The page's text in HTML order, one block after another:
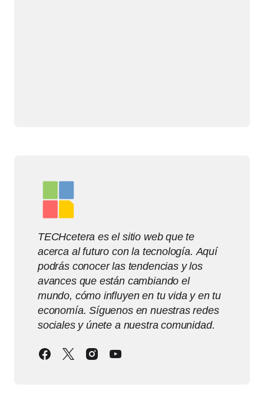
TECHcetera es el sitio web que te
acerca al futuro con la tecnología. Aquí
podrás conocer las tendencias y los
avances que están cambiando el
mundo, cómo influyen en tu vida y en tu
economía. Síguenos en nuestras redes
sociales y únete a nuestra comunidad.